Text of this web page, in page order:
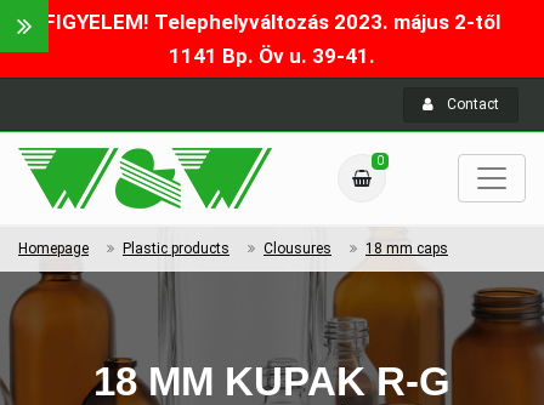
FIGYELEM! Telephelyváltozás 2023. május 2-től
1141 Bp. Öv u. 39-41.
Contact
0
Homepage Plastic products Clousures 18 mm caps
18 MM KUPAK R-G